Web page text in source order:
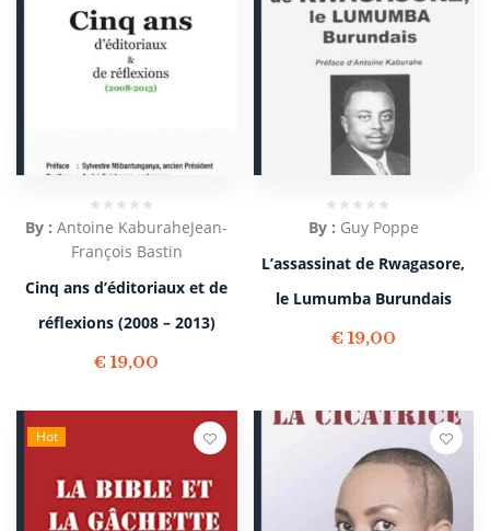
By :Antoine KaburaheJean-
François Bastin
Cinq ans d’éditoriaux et de
réflexions (2008 – 2013)
€ 19,00
By : Guy Poppe
L’assassinat de Rwagasore,
le Lumumba Burundais
€ 19,00
Hot